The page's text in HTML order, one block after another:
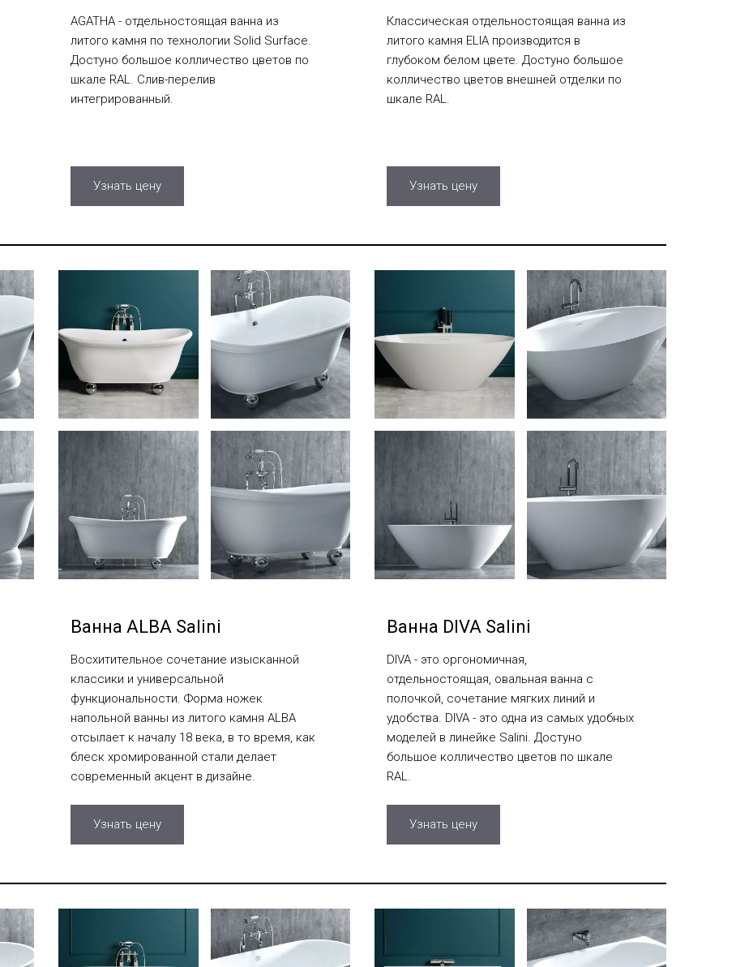
AGATHA - отдельностоящая ванна из
литого камня по технологии Solid Surface.
Достуно большое колличество цветов по
шкале RAL. Cлив-перелив
интегрированный.
Узнать цену
Классическая отдельностоящая ванна из
литого камня ELIA производится в
глубоком белом цвете. Достуно большое
колличество цветов внешней отделки по
шкале RAL.
Узнать цену
Ванна ALBA Salini
Восхитительное сочетание изысканной
классики и универсальной
функциональности. Форма ножек
напольной ванны из литого камня ALBA
отсылает к началу 18 века, в то время, как
блеск хромированной стали делает
современный акцент в дизайне.
Узнать цену
Ванна DIVA Salini
DIVA - это оргономичная,
отдельностоящая, овальная ванна с
полочкой, сочетание мягких линий и
удобства. DIVA - это одна из самых удобных
моделей в линейке Salini. Достуно
большое колличество цветов по шкале
RAL.
Узнать цену